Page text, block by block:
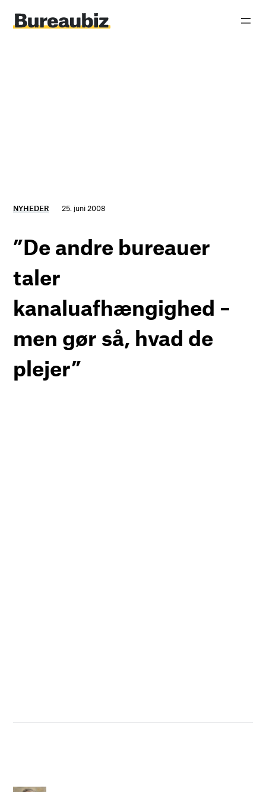
indhold
NYHEDER 25. juni 2008
”De andre bureauer
taler
kanaluafhængighed –
men gør så, hvad de
plejer”